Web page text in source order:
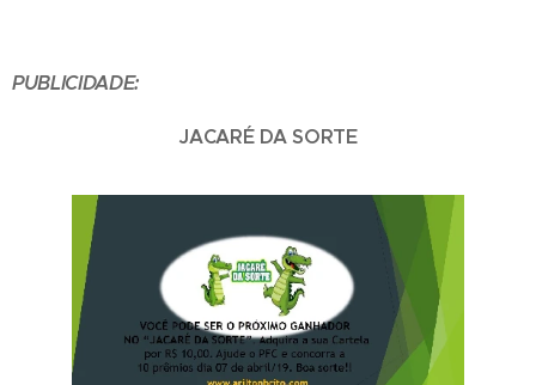
PUBLICIDADE:
JACARÉ DA SORTE